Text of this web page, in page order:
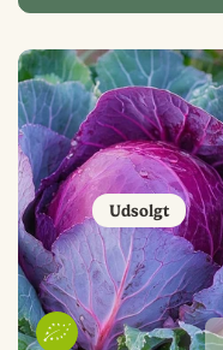
Udsolgt